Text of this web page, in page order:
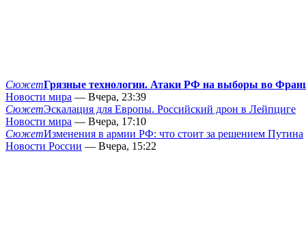
СюжетГрязные технологии. Атаки РФ на выборы во
Новости мира — Вчера, 23:39
СюжетЭскалация для Европы. Российский дрон в Лейпциге
Новости мира — Вчера, 17:10
СюжетИзменения в армии РФ: что стоит за решением Путина
Новости России — Вчера, 15:22